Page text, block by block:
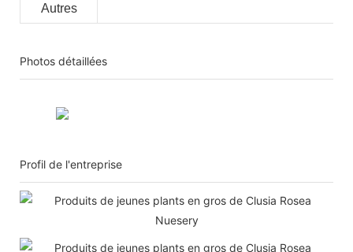
Autres
Photos détaillées
Profil de l'entreprise